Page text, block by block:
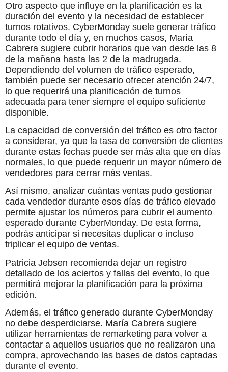
Otro aspecto que influye en la planificación es la
duración del evento y la necesidad de establecer
turnos rotativos. CyberMonday suele generar tráfico
durante todo el día y, en muchos casos, María
Cabrera sugiere cubrir horarios que van desde las 8
de la mañana hasta las 2 de la madrugada.
Dependiendo del volumen de tráfico esperado,
también puede ser necesario ofrecer atención 24/7,
lo que requerirá una planificación de turnos
adecuada para tener siempre el equipo suficiente
disponible.
La capacidad de conversión del tráfico es otro factor
a considerar, ya que la tasa de conversión de clientes
durante estas fechas puede ser más alta que en días
normales, lo que puede requerir un mayor número de
vendedores para cerrar más ventas.
Así mismo, analizar cuántas ventas pudo gestionar
cada vendedor durante esos días de tráfico elevado
permite ajustar los números para cubrir el aumento
esperado durante CyberMonday. De esta forma,
podrás anticipar si necesitas duplicar o incluso
triplicar el equipo de ventas.
Patricia Jebsen recomienda dejar un registro
detallado de los aciertos y fallas del evento, lo que
permitirá mejorar la planificación para la próxima
edición.
Además, el tráfico generado durante CyberMonday
no debe desperdiciarse. María Cabrera sugiere
utilizar herramientas de remarketing para volver a
contactar a aquellos usuarios que no realizaron una
compra, aprovechando las bases de datos captadas
durante el evento.